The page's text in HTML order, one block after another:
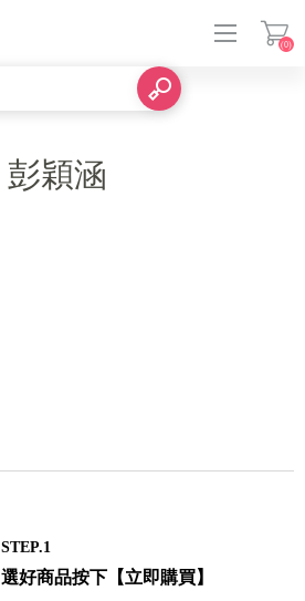
(0)
彭穎涵
STEP.1
選好商品按下【立即購買】